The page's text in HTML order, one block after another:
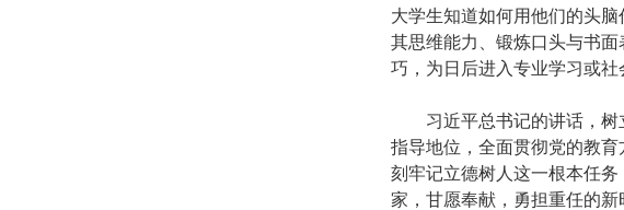
大学生知道如何用他们的头
其思维能力、锻炼口头与书
巧，为日后进入专业学习或社
习近平总书记的讲话，
指导地位，全面贯彻党的教
刻牢记立德树人这一根本任
家，甘愿奉献，勇担重任的新